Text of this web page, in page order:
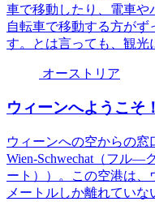
車で移動したり、電車や
自転車で移動する方が
す。とは言っても、観光
オーストリア
ウィーンへようこそ
ウィーンへの空からの窓
Wien-Schwechat（フル
ート））。この空港は、
メートルしか離れてい